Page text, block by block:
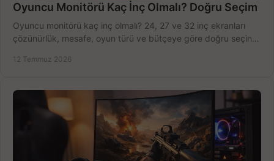
Oyuncu Monitörü Kaç İnç Olmalı? Doğru Seçim
Oyuncu monitörü kaç inç olmalı? 24, 27 ve 32 inç ekranları
çözünürlük, mesafe, oyun türü ve bütçeye göre doğru seçin,
12 Temmuz 2026